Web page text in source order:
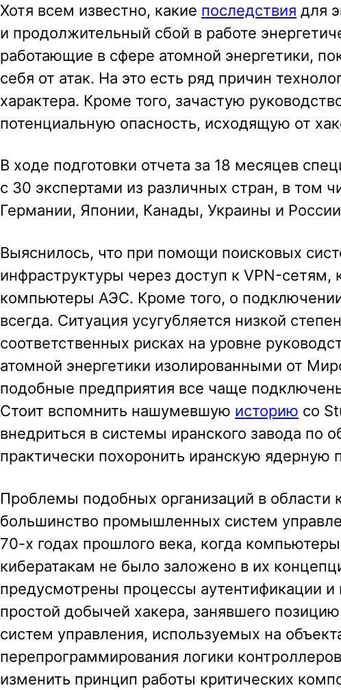
o
n
Хотя всем известно, какие последствия для
и продолжительный сбой в работе
работающие в сфере атомной энергетики,
себя от атак. На это есть ряд причин
характера. Кроме того, зачастую
потенциальную опасность, исходящую от
В ходе подготовки отчета за 18 месяцев
с 30 экспертами из различных стран, в том
Германии, Японии, Канады, Украины и
Выяснилось, что при помощи поисковых
инфраструктуры через доступ к VPN-
компьютеры АЭС. Кроме того, о
всегда. Ситуация усугубляется низкой
соответственных рисках на уровне
атомной энергетики изолированными от
подобные предприятия все чаще
Стоит вспомнить нашумевшую историю со
внедриться в системы иранского завода по
практически похоронить иранскую ядерную
Проблемы подобных организаций в области
большинство промышленных систем
70-х годах прошлого века, когда
кибератакам не было заложено в их
предусмотрены процессы аутентификации
простой добычей хакера, занявшего
систем управления, используемых на
перепрограммирования логики
изменить принцип работы критических